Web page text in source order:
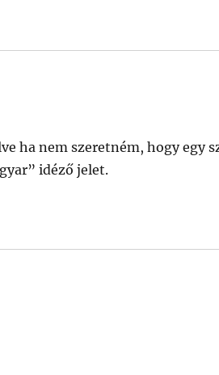
ha nem szeretném, hogy egy
idéző jelet.